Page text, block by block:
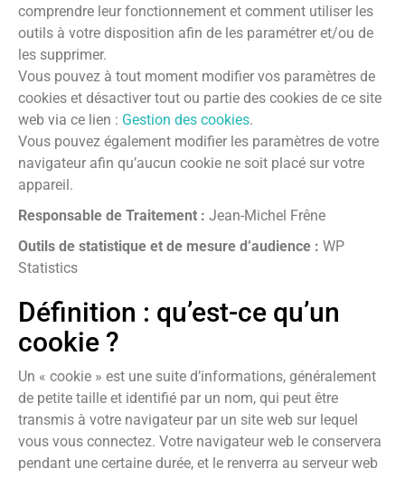
comprendre leur fonctionnement et comment utiliser les
outils à votre disposition afin de les paramétrer et/ou de
les supprimer.
Vous pouvez à tout moment modifier vos paramètres de
cookies et désactiver tout ou partie des cookies de ce site
web via ce lien : Gestion des cookies.
Vous pouvez également modifier les paramètres de votre
navigateur afin qu’aucun cookie ne soit placé sur votre
appareil.
Responsable de Traitement : Jean-Michel Frêne
Outils de statistique et de mesure d’audience : WP
Statistics
Définition : qu’est-ce qu’un
cookie ?
Un « cookie » est une suite d’informations, généralement
de petite taille et identifié par un nom, qui peut être
transmis à votre navigateur par un site web sur lequel
vous vous connectez. Votre navigateur web le conservera
pendant une certaine durée, et le renverra au serveur web